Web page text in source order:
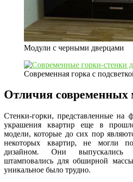
Модули с черными дверцами
Современная горка с
Отличия современных
Стенки-горки, представленные на
украшения квартир еще в
модели, которые до сих пор
некоторых квартир, не могли
дизайном. Они выпускались
штамповались для обширной
уникальное было трудно.